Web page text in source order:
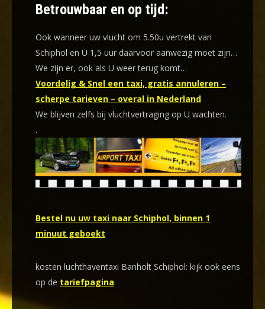
Betrouwbaar en op tijd:
Ook wanneer uw vlucht om 5.50u vertrekt van
Schiphol en U 1,5 uur daarvoor aanwezig moet zijn…
We zijn er, ook als U weer terug komt…
Voordelig & Snel een taxi, gratis annuleren –
scherpe tarieven – overal in Nederland
We blijven zelfs bij vluchtvertraging op U wachten.
.
Bestel nu uw taxi naar Schiphol, binnen 1
minuut geboekt
kosten luchthaventaxi Banholt Schiphol: kijk ook eens
op de tariefpagina